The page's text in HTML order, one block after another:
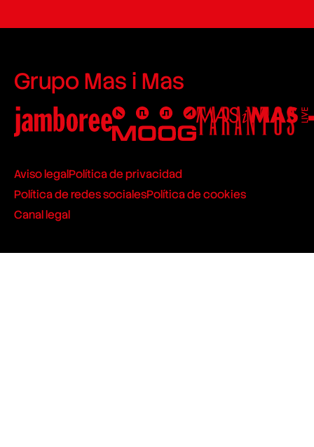
Grupo Mas i Mas
Aviso legalPolítica de privacidad
Política de redes socialesPolítica de cookies
Canal legal